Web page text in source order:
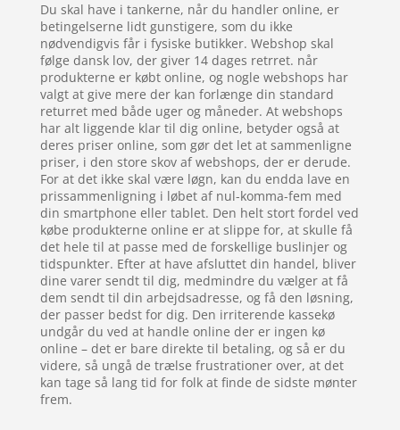
Du skal have i tankerne, når du handler online, er
betingelserne lidt gunstigere, som du ikke
nødvendigvis får i fysiske butikker. Webshop skal
følge dansk lov, der giver 14 dages retrret. når
produkterne er købt online, og nogle webshops har
valgt at give mere der kan forlænge din standard
returret med både uger og måneder. At webshops
har alt liggende klar til dig online, betyder også at
deres priser online, som gør det let at sammenligne
priser, i den store skov af webshops, der er derude.
For at det ikke skal være løgn, kan du endda lave en
prissammenligning i løbet af nul-komma-fem med
din smartphone eller tablet. Den helt stort fordel ved
købe produkterne online er at slippe for, at skulle få
det hele til at passe med de forskellige buslinjer og
tidspunkter. Efter at have afsluttet din handel, bliver
dine varer sendt til dig, medmindre du vælger at få
dem sendt til din arbejdsadresse, og få den løsning,
der passer bedst for dig. Den irriterende kassekø
undgår du ved at handle online der er ingen kø
online – det er bare direkte til betaling, og så er du
videre, så ungå de trælse frustrationer over, at det
kan tage så lang tid for folk at finde de sidste mønter
frem.